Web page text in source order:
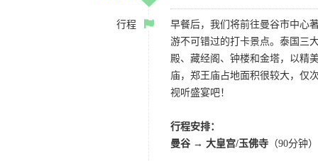
行程
早餐后，我们将前往曼谷市中心
游不可错过的打卡景点。泰国三
殿、藏经阁、钟楼和金塔，以精
庙，郑王庙占地面积很较大，仅
视听盛宴吧！
行程安排：
曼谷 → 大皇宫/玉佛寺 （90分钟